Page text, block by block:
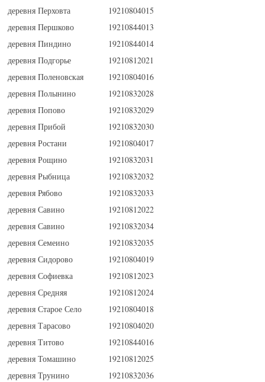
деревня Перховта
19210804015
деревня Першково
19210844013
деревня Пиндино
19210844014
деревня Подгорье
19210812021
деревня Поленовская
19210804016
деревня Полынино
19210832028
деревня Попово
19210832029
деревня Прибой
19210832030
деревня Ростани
19210804017
деревня Рощино
19210832031
деревня Рыбница
19210832032
деревня Рябово
19210832033
деревня Савино
19210812022
деревня Савино
19210832034
деревня Семеино
19210832035
деревня Сидорово
19210804019
деревня Софиевка
19210812023
деревня Средняя
19210812024
деревня Старое Село
19210804018
деревня Тарасово
19210804020
деревня Титово
19210844016
деревня Томашино
19210812025
деревня Трунино
19210832036